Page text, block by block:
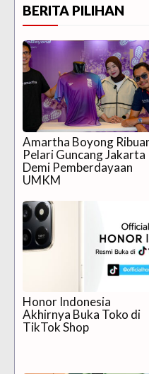
BERITA PILIHAN
Amartha Boyong
Pelari Guncang Jakarta
Demi Pemberdayaan
UMKM
Honor Indonesia
Akhirnya Buka Toko di
TikTok Shop